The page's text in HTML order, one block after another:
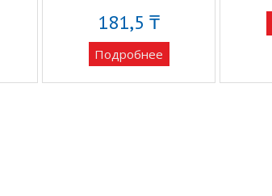
181,5 ₸
Подробнее